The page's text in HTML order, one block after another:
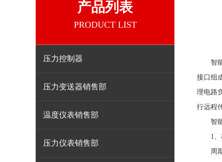
产品列表
PRODUCT LIST
压力控制器
压力变送器销售部
温度仪表销售部
压力仪表销售部
智
接口组
理电路
行远程
智
1、
周期